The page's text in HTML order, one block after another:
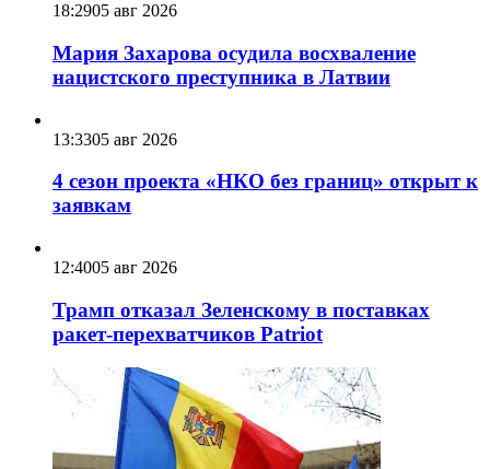
18:2905 авг 2026
Мария Захарова осудила восхваление
нацистского преступника в Латвии
13:3305 авг 2026
4 сезон проекта «НКО без границ» открыт к
заявкам
12:4005 авг 2026
Трамп отказал Зеленскому в поставках
ракет-перехватчиков Patriot